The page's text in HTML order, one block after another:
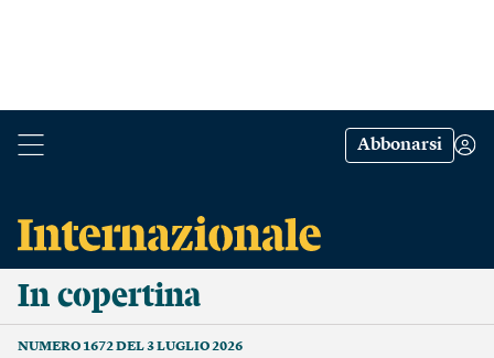
Abbonarsi
In copertina
NUMERO 1672 DEL 3 LUGLIO 2026